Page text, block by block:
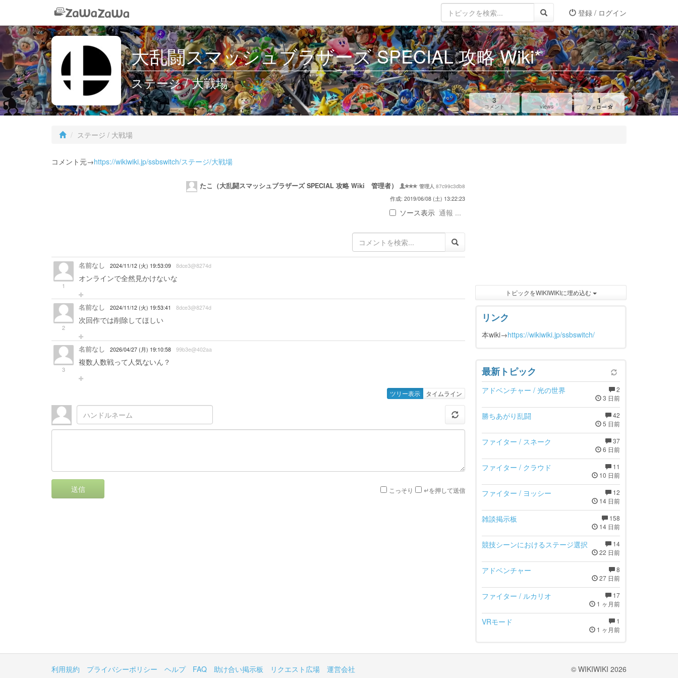
登録 / ログイン
大乱闘スマッシュブラザーズ SPECIAL 攻略 Wiki*
ステージ / 大戦場
3
コメント views
1
フォロー
ステージ / 大戦場
コメント元→https://wikiwiki.jp/ssbswitch/ステージ/大戦場
たこ（大乱闘スマッシュブラザーズ SPECIAL 攻略 Wiki 管理者） 管理人 87c99c3db8
作成: 2019/06/08 (土) 13:22:23
ソース表示 通報 ...
1
名前なし 2024/11/12 (火) 19:53:09 8dce3@8274d
オンラインで全然見かけないな
2
名前なし 2024/11/12 (火) 19:53:41 8dce3@8274d
次回作では削除してほしい
3
名前なし 2026/04/27 (月) 19:10:58 99b3e@402aa
複数人数戦って人気ないん？
ツリー表示 タイムライン
送信 こっそり ↵を押して送信
トピックをWIKIWIKIに埋め込む
リンク
本wiki→https://wikiwiki.jp/ssbswitch/
最新トピック
2
3 日前
アドベンチャー / 光の世界
42
5 日前
勝ちあがり乱闘
37
6 日前
ファイター / スネーク
11
10 日前
ファイター / クラウド
12
14 日前
ファイター / ヨッシー
158
14 日前
雑談掲示板
14
22 日前
競技シーンにおけるステージ選択
8
27 日前
アドベンチャー
17
1 ヶ月前
ファイター / ルカリオ
1
1 ヶ月前
VRモード
利用規約 プライバシーポリシー ヘルプ FAQ 助け合い掲示板 リクエスト広場 運営会社 © WIKIWIKI 2026